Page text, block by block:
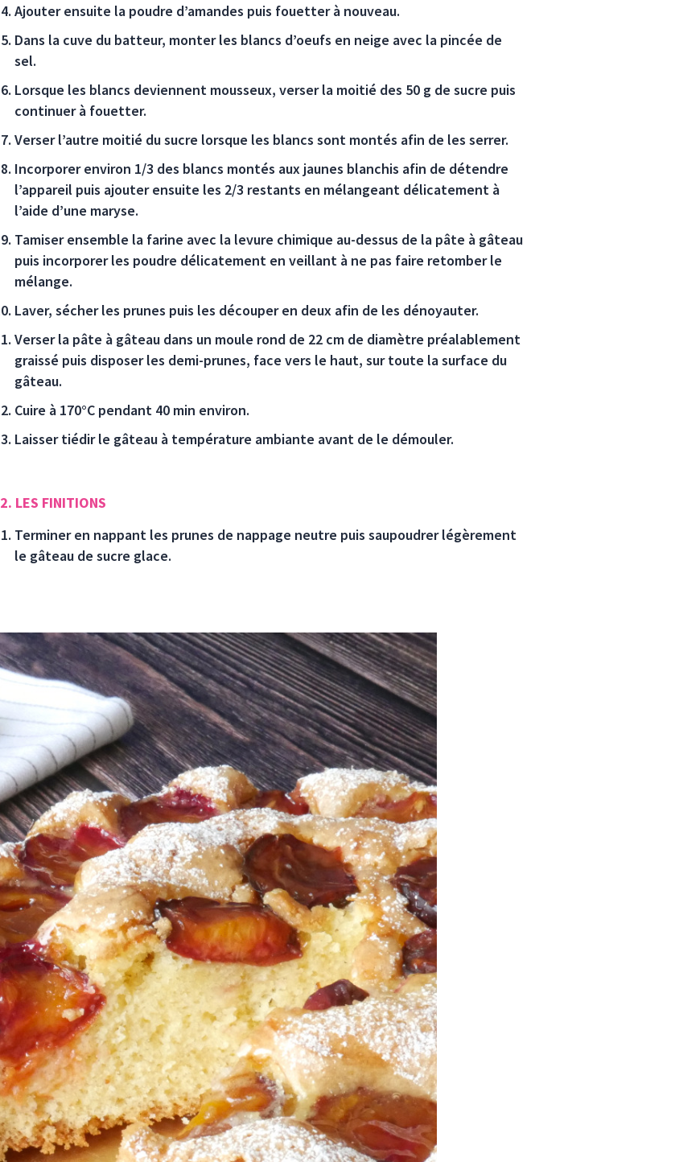
Ajouter ensuite la poudre d’amandes puis fouetter à nouveau.
Dans la cuve du batteur, monter les blancs d’oeufs en neige avec la pincée de
sel.
Lorsque les blancs deviennent mousseux, verser la moitié des 50 g de sucre puis
continuer à fouetter.
Verser l’autre moitié du sucre lorsque les blancs sont montés afin de les serrer.
Incorporer environ 1/3 des blancs montés aux jaunes blanchis afin de détendre
l’appareil puis ajouter ensuite les 2/3 restants en mélangeant délicatement à
l’aide d’une maryse.
Tamiser ensemble la farine avec la levure chimique au-dessus de la pâte à gâteau
puis incorporer les poudre délicatement en veillant à ne pas faire retomber le
mélange.
Laver, sécher les prunes puis les découper en deux afin de les dénoyauter.
Verser la pâte à gâteau dans un moule rond de 22 cm de diamètre préalablement
graissé puis disposer les demi-prunes, face vers le haut, sur toute la surface du
gâteau.
Cuire à 170°C pendant 40 min environ.
Laisser tiédir le gâteau à température ambiante avant de le démouler.
2. LES FINITIONS
Terminer en nappant les prunes de nappage neutre puis saupoudrer légèrement
le gâteau de sucre glace.